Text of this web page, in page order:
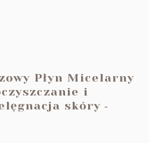
Płyn Micelarny
i
skóry -